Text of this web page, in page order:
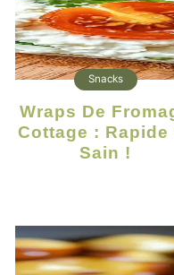
Snacks
Wraps De Fromage
Cottage : Rapide
Sain !